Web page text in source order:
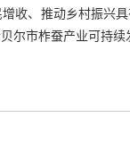
收、推动乡村振兴
尔市柞蚕产业可持续